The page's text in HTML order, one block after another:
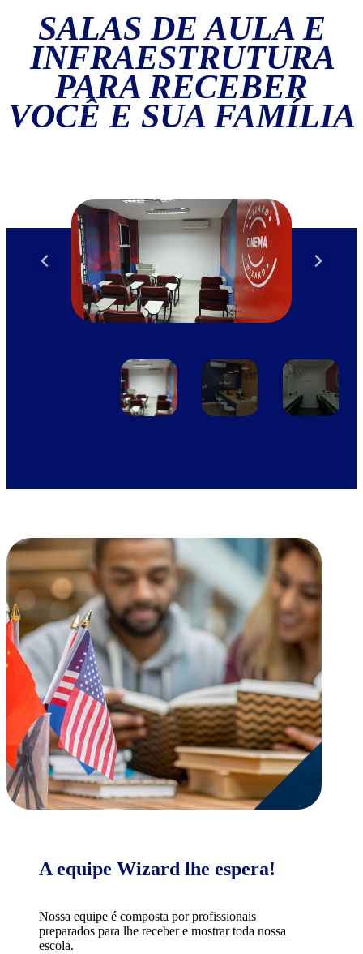
SALAS DE AULA E
INFRAESTRUTURA
PARA RECEBER
VOCÊ E SUA FAMÍLIA
A equipe Wizard lhe espera!
Nossa equipe é composta por profissionais
preparados para lhe receber e mostrar toda nossa
escola.